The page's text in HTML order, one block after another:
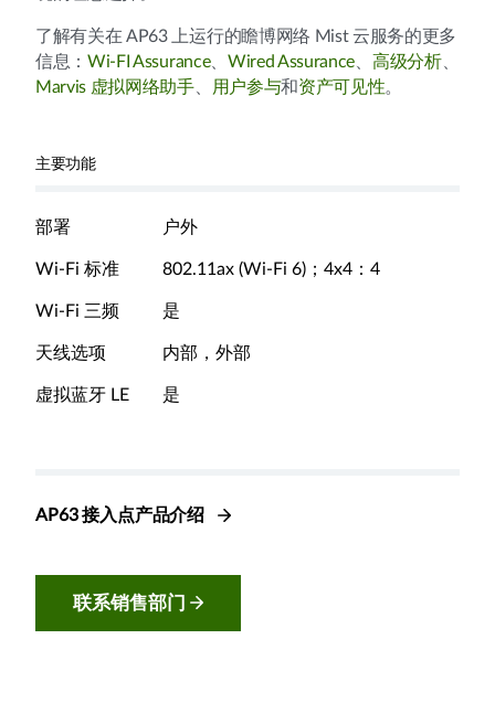
了解有关在 AP63 上运行的瞻博网络 Mist 云服务的更多
信息：Wi-FI Assurance、 Wired Assurance 高级分析、
Marvis 虚拟网络助手、 用户参与和资产可见性。
主要功能
部署 户外
Wi-Fi 标准 802.11ax (Wi-Fi 6)；4x4：4
Wi-Fi 三频 是
天线选项 内部，外部
虚拟蓝牙 LE 是
AP63 接入点产品介绍
联系销售部门